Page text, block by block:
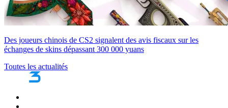
Des joueurs chinois de CS2 signalent des avis fiscaux sur les
échanges de skins dépassant 300 000 yuans
Toutes les actualités